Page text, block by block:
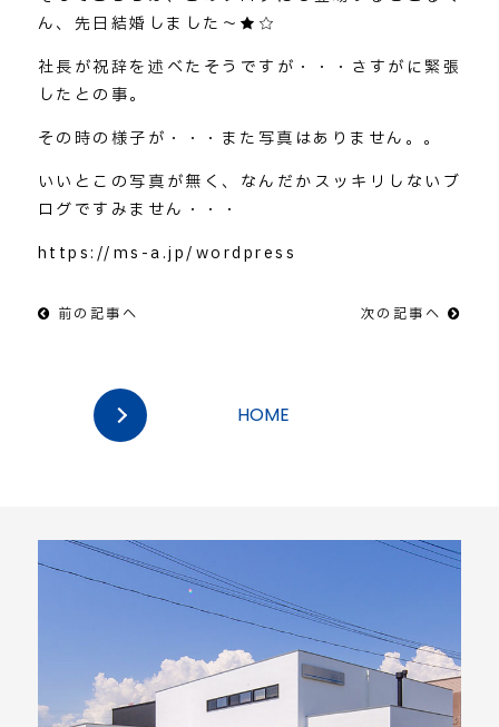
ん、先日結婚しました～★☆
社長が祝辞を述べたそうですが・・・さすがに緊張
したとの事。
その時の様子が・・・また写真はありません。。
いいとこの写真が無く、なんだかスッキリしないブ
ログですみません・・・
https://ms-a.jp/wordpress
前の記事へ 次の記事へ
HOME